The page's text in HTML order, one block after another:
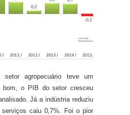
agropecuário teve um
bom, o PIB do setor cresceu
Já a indústria reduziu
caiu 0,7%. Foi o pior